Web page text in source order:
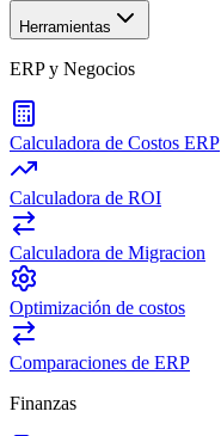
Herramientas
ERP y Negocios
Calculadora de Costos ERP
Calculadora de ROI
Calculadora de Migracion
Optimización de costos
Comparaciones de ERP
Finanzas